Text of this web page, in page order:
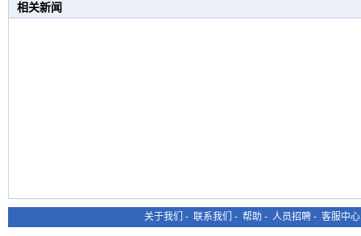
相关新闻
关于我们 - 联系我们 - 帮助 - 人员招聘 - 客服中心